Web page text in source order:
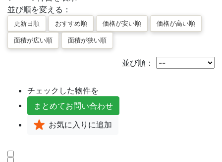
並び順を変える：
並び順：
チェックした物件を
まとめてお問い合わせ
お気に入り に追加